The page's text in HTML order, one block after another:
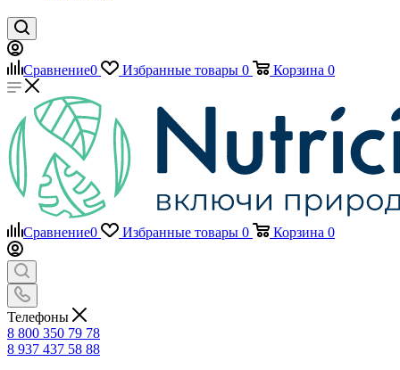
Сравнение0 Избранные товары 0 Корзина 0
Сравнение0 Избранные товары 0 Корзина 0
Телефоны
8 800 350 79 78
8 937 437 58 88